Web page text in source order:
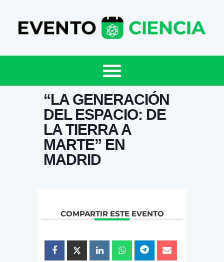
“LA GENERACIÓN
DEL ESPACIO: DE
LA TIERRA A
MARTE” EN
MADRID
COMPARTIR ESTE EVENTO